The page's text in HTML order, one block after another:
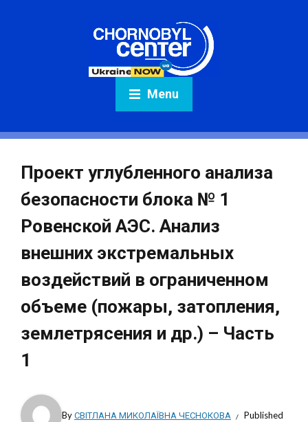
Menu
Проект углубленного анализа
безопасности блока № 1
Ровенской АЭС. Анализ
внешних экстремальных
воздействий в ограниченном
объеме (пожары, затопления,
землетрясения и др.) – Часть
1
ByСВІТЛАНА МИКОЛАЇВНА ЧЕСНОКОВА
Published